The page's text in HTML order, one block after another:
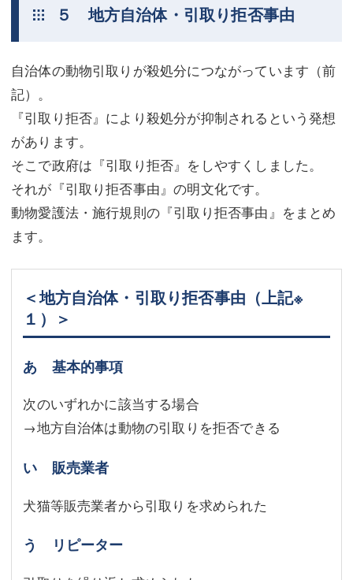
５ 地方自治体・引取り拒否事由
自治体の動物引取りが殺処分につながっています（前
記）。
『引取り拒否』により殺処分が抑制されるという発想
があります。
そこで政府は『引取り拒否』をしやすくしました。
それが『引取り拒否事由』の明文化です。
動物愛護法・施行規則の『引取り拒否事由』をまとめ
ます。
＜地方自治体・引取り拒否事由（上記※
１）＞
あ 基本的事項
次のいずれかに該当する場合
→地方自治体は動物の引取りを拒否できる
い 販売業者
犬猫等販売業者から引取りを求められた
う リピーター